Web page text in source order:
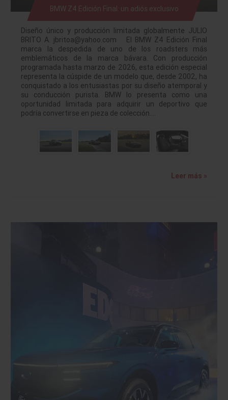
BMW Z4 Edición Final: un adiós exclusivo
Diseño único y producción limitada globalmente JULIO
BRITO A. jbritoa@yahoo.com El BMW Z4 Edición Final
marca la despedida de uno de los roadsters más
emblemáticos de la marca bávara. Con producción
programada hasta marzo de 2026, esta edición especial
representa la cúspide de un modelo que, desde 2002, ha
conquistado a los entusiastas por su diseño atemporal y
su conducción purista. BMW lo presenta como una
oportunidad limitada para adquirir un deportivo que
podría convertirse en pieza de colección.…
Leer más »